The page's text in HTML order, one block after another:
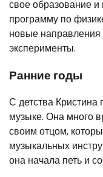
свое образование и
программу по
новые
эксперименты.
Ранние годы
С детства Кристина
музыке. Она много
своим отцом,
музыкальных
она начала петь и